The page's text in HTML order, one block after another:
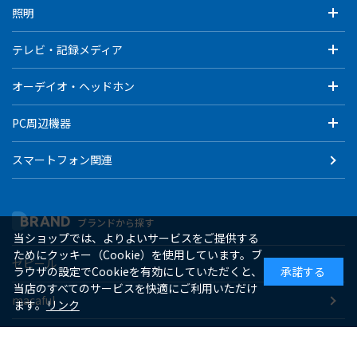
照明
テレビ・記録メディア
オーデイオ・ヘッドホン
PC周辺機器
スマートフォン関連
BRAND ブランドから探す
ゼピール
macaful
当ショップでは、よりよいサービスをご提供する
ためにクッキー（Cookie）を使用しています。ブ
ラウザの設定でCookieを有効にしていただくと、
当店のすべてのサービスを快適にご利用いただけ
ます。リンク
承諾する